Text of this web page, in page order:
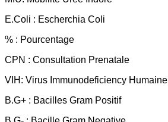
E.Coli : Escherchia Coli
% : Pourcentage
CPN : Consultation Prenatale
VIH: Virus Immunodeficiency Humaine
B.G+ : Bacilles Gram Positif